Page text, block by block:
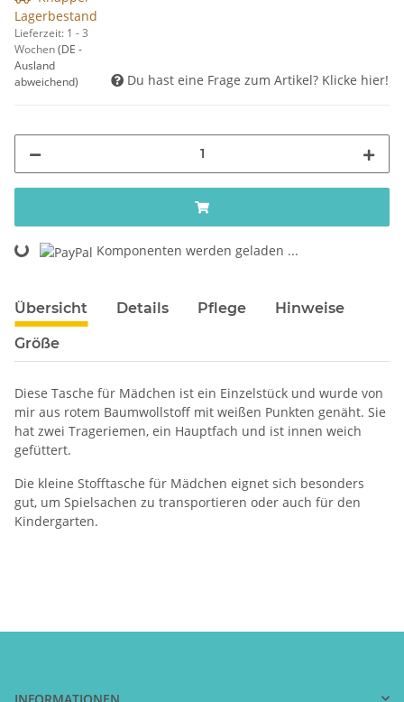
Lagerbestand
Lieferzeit: 1 - 3
Wochen(DE -
Ausland
abweichend)
Du hast eine Frage zum Artikel? Klicke hier!
Loading... Komponenten werden geladen ...
Übersicht Details Pflege Hinweise
Größe
Diese Tasche für Mädchen ist ein Einzelstück und wurde von
mir aus rotem Baumwollstoff mit weißen Punkten genäht. Sie
hat zwei Trageriemen, ein Hauptfach und ist innen weich
gefüttert.
Die kleine Stofftasche für Mädchen eignet sich besonders
gut, um Spielsachen zu transportieren oder auch für den
Kindergarten.
INFORMATIONEN